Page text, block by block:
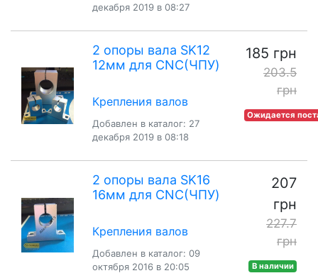
декабря 2019 в 08:27
2 опоры вала SK12
12мм для CNC(ЧПУ)
Крепления валов
Добавлен в каталог: 27
декабря 2019 в 08:18
185 грн
203.5
грн
Ожидается
2 опоры вала SK16
16мм для CNC(ЧПУ)
Крепления валов
Добавлен в каталог: 09
октября 2016 в 20:05
207
грн
227.7
грн
В наличии